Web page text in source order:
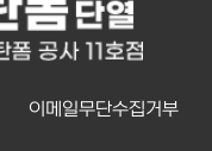
이메일무단수집거부